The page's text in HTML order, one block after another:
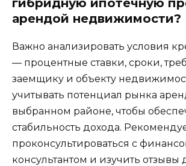
арендой недвижимости?
Важно анализировать условия
— процентные ставки, сроки,
заемщику и объекту
учитывать потенциал рынка
выбранном районе, чтобы
стабильность дохода.
проконсультироваться с
консультантом и изучить отзывы